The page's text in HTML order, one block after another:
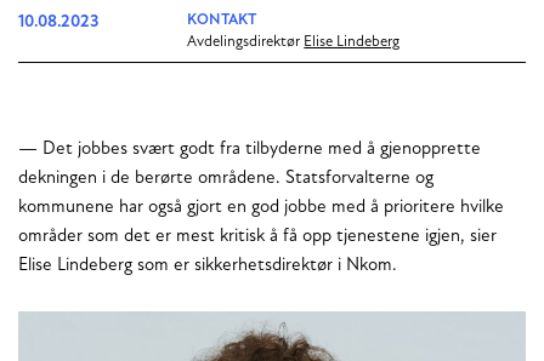
10.08.2023
KONTAKT
Avdelingsdirektør Elise Lindeberg
— Det jobbes svært godt fra tilbyderne med å gjenopprette
dekningen i de berørte områdene. Statsforvalterne og
kommunene har også gjort en god jobbe med å prioritere hvilke
områder som det er mest kritisk å få opp tjenestene igjen, sier
Elise Lindeberg som er sikkerhetsdirektør i Nkom.